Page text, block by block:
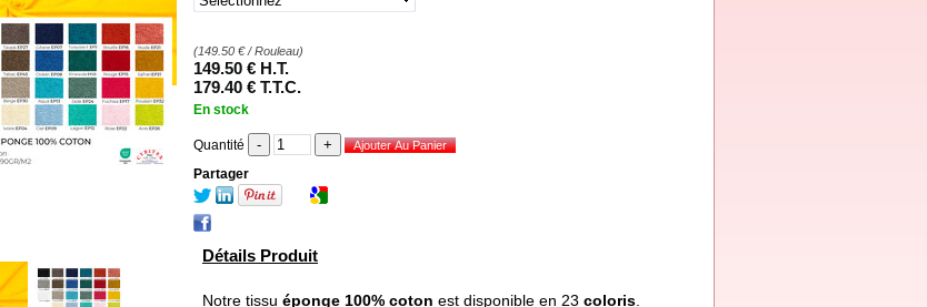
(149.50 €/ Rouleau)
149.50 € H.T.
179.40 € T.T.C.
En stock
Quantité
Partager
Détails Produit
Notre tissu éponge 100% coton est disponible en 23 coloris